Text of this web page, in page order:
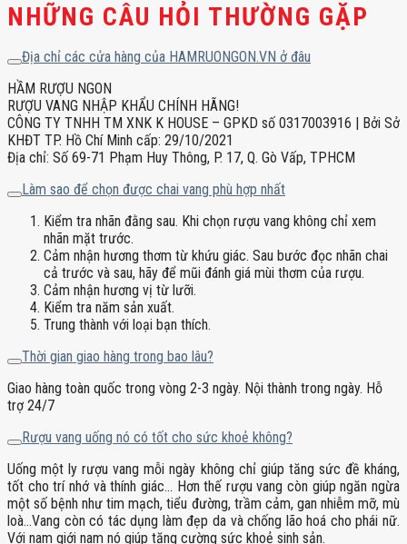
NHỮNG CÂU HỎI THƯỜNG GẶP
Địa chỉ các cửa hàng của HAMRUONGON.VN ở đâu
HẦM RƯỢU NGON
RƯỢU VANG NHẬP KHẨU CHÍNH HÃNG!
CÔNG TY TNHH TM XNK K HOUSE – GPKD số 0317003916 | Bởi Sở
KHĐT TP. Hồ Chí Minh cấp: 29/10/2021
Địa chỉ: Số 69-71 Phạm Huy Thông, P. 17, Q. Gò Vấp, TPHCM
Làm sao để chọn được chai vang phù hợp nhất
Kiểm tra nhãn đằng sau. Khi chọn rượu vang không chỉ xem
nhãn mặt trước.
Cảm nhận hương thơm từ khứu giác. Sau bước đọc nhãn chai
cả trước và sau, hãy để mũi đánh giá mùi thơm của rượu.
Cảm nhận hương vị từ lưỡi.
Kiểm tra năm sản xuất.
Trung thành với loại bạn thích.
Thời gian giao hàng trong bao lâu?
Giao hàng toàn quốc trong vòng 2-3 ngày. Nội thành trong ngày. Hỗ
trợ 24/7
Rượu vang uống nó có tốt cho sức khoẻ không?
Uống một ly rượu vang mỗi ngày không chỉ giúp tăng sức đề kháng,
tốt cho trí nhớ và thính giác… Hơn thế rượu vang còn giúp ngăn ngừa
một số bệnh như tim mạch, tiểu đường, trầm cảm, gan nhiễm mỡ, mù
loà…Vang còn có tác dụng làm đẹp da và chống lão hoá cho phái nữ.
Với nam giới nam nó giúp tăng cường sức khoẻ sinh sản.